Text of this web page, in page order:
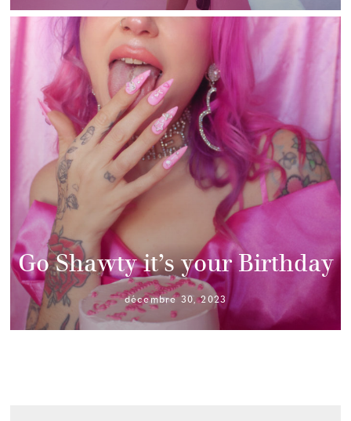
Go Shawty it’s your Birthday
décembre 30, 2023